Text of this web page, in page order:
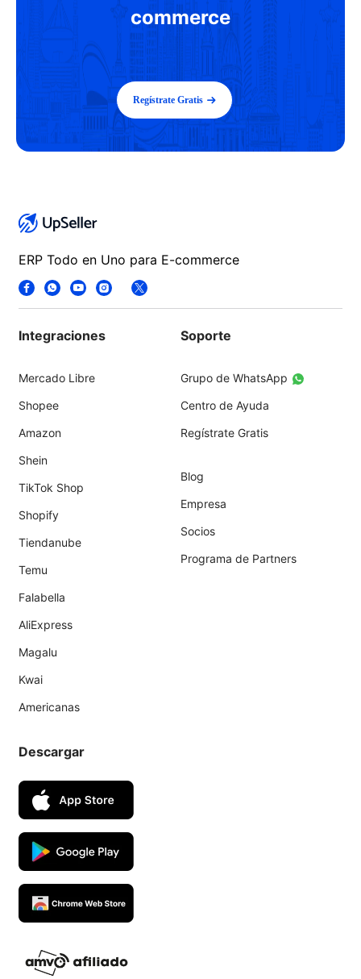
commerce
Regístrate Gratis
ERP Todo en Uno para E-commerce
Integraciones
Mercado Libre
Shopee
Amazon
Shein
TikTok Shop
Shopify
Tiendanube
Temu
Falabella
AliExpress
Magalu
Kwai
Americanas
Soporte
Grupo de WhatsApp
Centro de Ayuda
Regístrate Gratis
Blog
Empresa
Socios
Programa de Partners
Descargar